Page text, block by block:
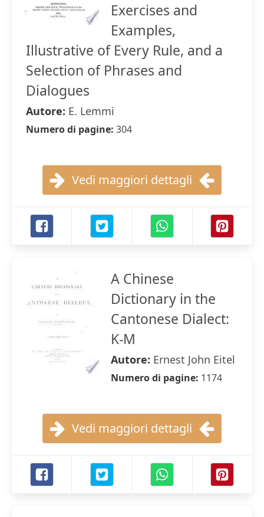
Exercises and
Examples,
Illustrative of Every Rule, and a
Selection of Phrases and
Dialogues
Autore: E. Lemmi
Numero di pagine: 304
Vedi maggiori dettagli
A Chinese
Dictionary in the
Cantonese Dialect:
K-M
Autore: Ernest John Eitel
Numero di pagine: 1174
Vedi maggiori dettagli